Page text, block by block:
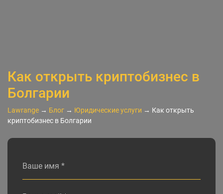
Как открыть криптобизнес в
Болгарии
Lawrange → Блог → Юридические услуги → Как открыть
криптобизнес в Болгарии